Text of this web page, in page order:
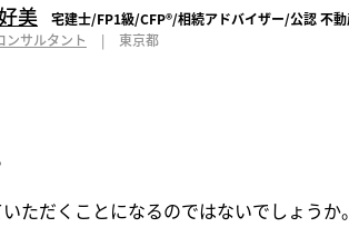
美
宅建士/FP1級/CFP®️/相続アドバイザー/公認 不
ンサルタント
| 東京都
ただくことになるのではないでしょうか。